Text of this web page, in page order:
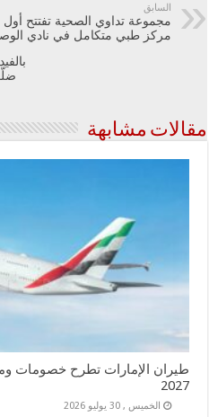
السابق
مجموعة تداوي الصحية تفتتح أول
مركز طبي متكامل في نادي
مقالات مشابهة
طيران الإمارات تطرح خصومات
2027
الخميس , 30 يوليو 2026